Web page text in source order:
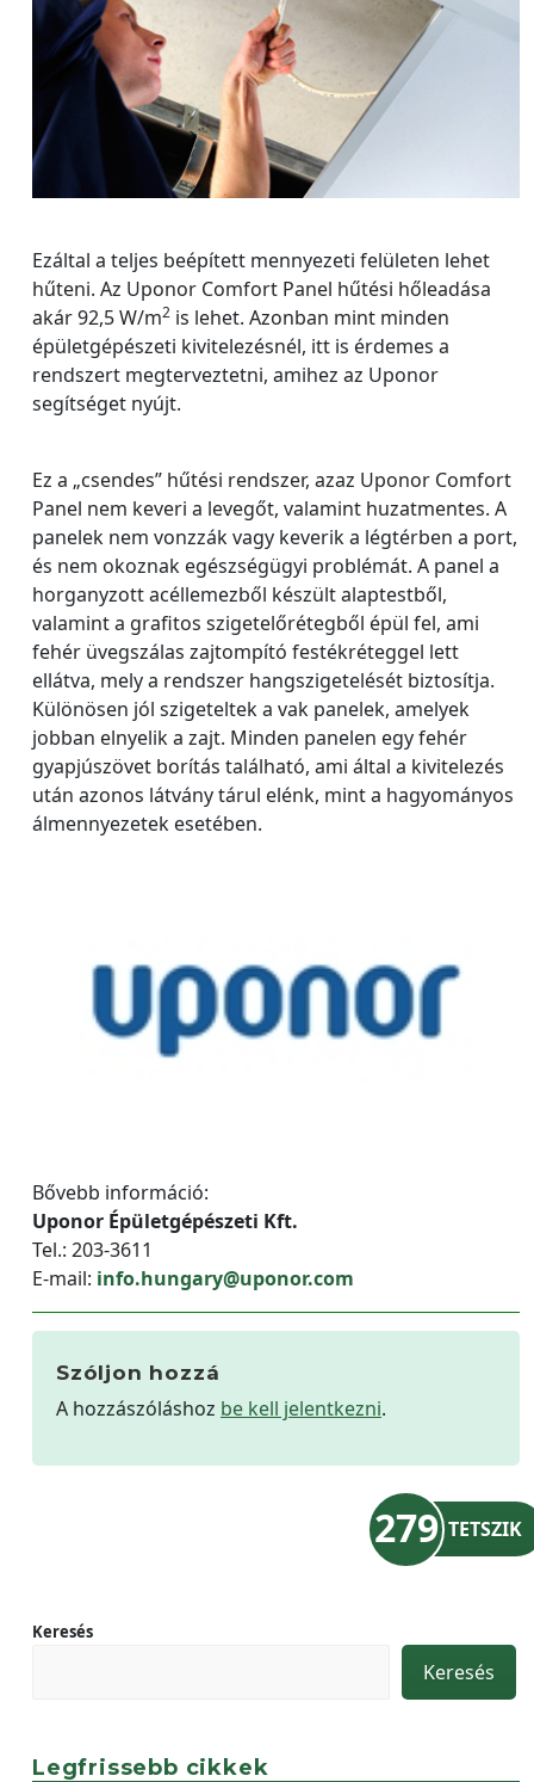
Ezáltal a teljes beépített mennyezeti felületen lehet
hűteni. Az Uponor Comfort Panel hűtési hőleadása
akár 92,5 W/m2 is lehet. Azonban mint minden
épületgépészeti kivitelezésnél, itt is érdemes a
rendszert megterveztetni, amihez az Uponor
segítséget nyújt.
Ez a „csendes” hűtési rendszer, azaz Uponor Comfort
Panel nem keveri a levegőt, valamint huzatmentes. A
panelek nem vonzzák vagy keverik a légtérben a port,
és nem okoznak egészségügyi problémát. A panel a
horganyzott acéllemezből készült alaptestből,
valamint a grafitos szigetelőrétegből épül fel, ami
fehér üvegszálas zajtompító festékréteggel lett
ellátva, mely a rendszer hangszigetelését biztosítja.
Különösen jól szigeteltek a vak panelek, amelyek
jobban elnyelik a zajt. Minden panelen egy fehér
gyapjúszövet borítás található, ami által a kivitelezés
után azonos látvány tárul elénk, mint a hagyományos
álmennyezetek esetében.
Bővebb információ:
Uponor Épületgépészeti Kft.
Tel.: 203-3611
E-mail: info.hungary@uponor.com
Szóljon hozzá
A hozzászóláshoz be kell jelentkezni.
279 TETSZIK
Keresés
Keresés
Legfrissebb cikkek